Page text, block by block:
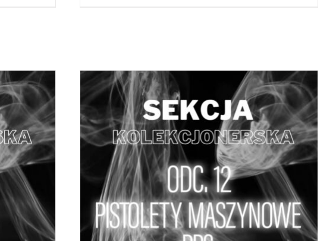
DODAJ DO KOSZYKA SZCZEGÓŁY